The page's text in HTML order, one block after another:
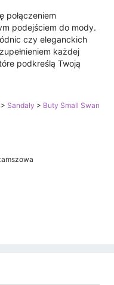
połączeniem
podejściem do mody.
czy eleganckich
każdej
podkreślą Twoją
> Sandały > Buty Small Swan